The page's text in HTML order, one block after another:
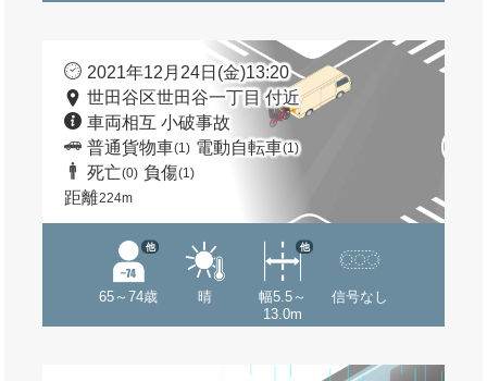
2021年12月24日(金)13:20
世田谷区世田谷一丁目 付近
車両相互 小破事故
普通貨物車(1) 電動自転車(1)
死亡(0) 負傷(1)
距離224m
65～74歳
他
晴
幅5.5～
13.0m
他
信号なし